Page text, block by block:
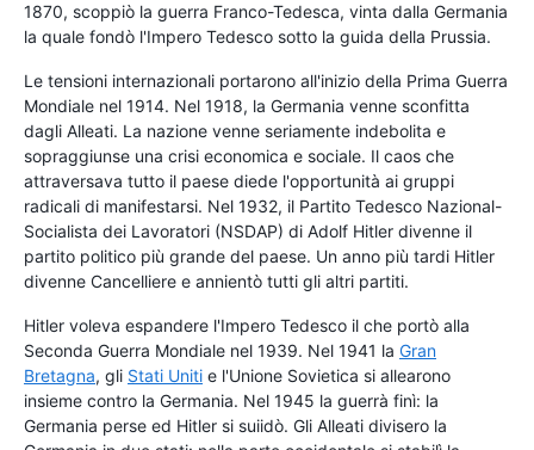
1870, scoppiò la guerra Franco-Tedesca, vinta dalla Germania
la quale fondò l'Impero Tedesco sotto la guida della Prussia.
Le tensioni internazionali portarono all'inizio della Prima Guerra
Mondiale nel 1914. Nel 1918, la Germania venne sconfitta
dagli Alleati. La nazione venne seriamente indebolita e
sopraggiunse una crisi economica e sociale. Il caos che
attraversava tutto il paese diede l'opportunità ai gruppi
radicali di manifestarsi. Nel 1932, il Partito Tedesco Nazional-
Socialista dei Lavoratori (NSDAP) di Adolf Hitler divenne il
partito politico più grande del paese. Un anno più tardi Hitler
divenne Cancelliere e annientò tutti gli altri partiti.
Hitler voleva espandere l'Impero Tedesco il che portò alla
Seconda Guerra Mondiale nel 1939. Nel 1941 la Gran
Bretagna, gli Stati Uniti e l'Unione Sovietica si allearono
insieme contro la Germania. Nel 1945 la guerrà finì: la
Germania perse ed Hitler si suiidò. Gli Alleati divisero la